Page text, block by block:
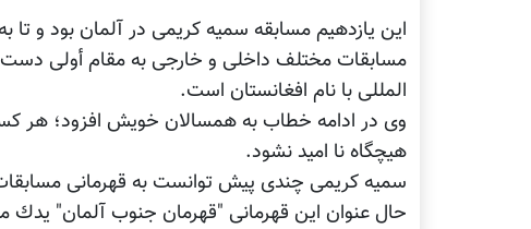
اين يازدهيم مسابقه سميه كريمى در آلمان بود و تا
مسابقات مختلف داخلى و خارجى به مقام أولى دست
المللى با نام افغانستان است.
وى در ادامه خطاب به همسالان خويش افزود؛ هر
هيچگاه نا اميد نشود.
سميه كريمى چندى پيش توانست به قهرمانى
حال عنوان اين قهرمانى "قهرمان جنوب آلمان" يدك